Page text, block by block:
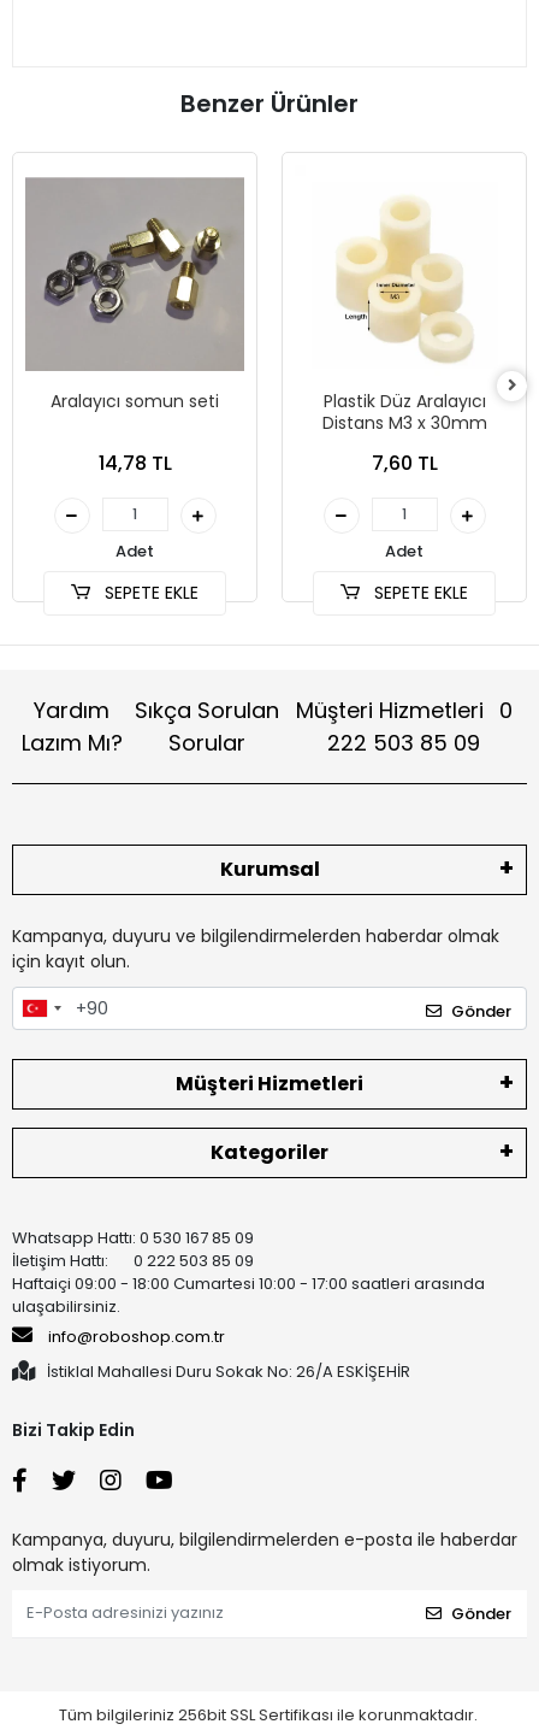
Benzer Ürünler
Aralayıcı somun seti
14,78 TL
Adet
SEPETE EKLE
Plastik Düz Aralayıcı
Distans M3 x 30mm
7,60 TL
Adet
SEPETE EKLE
Yardım
Lazım Mı?
Sıkça Sorulan
Sorular
Müşteri Hizmetleri 0
222 503 85 09
Kurumsal
Kampanya, duyuru ve bilgilendirmelerden haberdar olmak
için kayıt olun.
Gönder
Müşteri Hizmetleri
Kategoriler
Whatsapp Hattı: 0 530 167 85 09
İletişim Hattı: 0 222 503 85 09
Haftaiçi 09:00 - 18:00 Cumartesi 10:00 - 17:00 saatleri arasında
ulaşabilirsiniz.
info@roboshop.com.tr
İstiklal Mahallesi Duru Sokak No: 26/A ESKİŞEHİR
Bizi Takip Edin
Kampanya, duyuru, bilgilendirmelerden e-posta ile haberdar
olmak istiyorum.
Gönder
Tüm bilgileriniz 256bit SSL Sertifikası ile korunmaktadır.